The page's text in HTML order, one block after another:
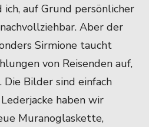
auf Grund persönlicher
Aber der
Sirmione taucht
von Reisenden auf,
Die Bilder sind einfach
haben wir
Muranoglaskette,